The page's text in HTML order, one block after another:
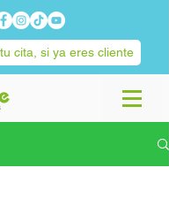
cita, si ya eres cliente